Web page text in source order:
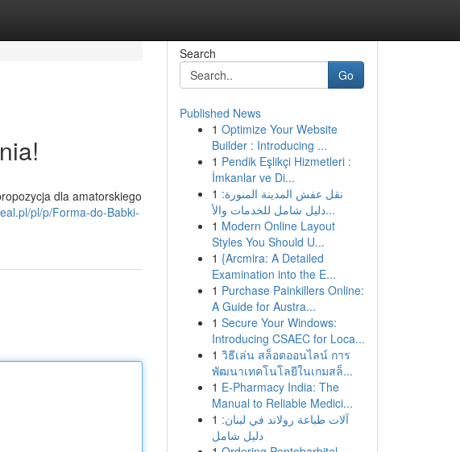
dla amatorskiego
pl/p/Forma-do-Babki-
Search
Go
Published News
1 Optimize Your Website
Builder : Introducing ...
1 Pendik Eşlikçi Hizmetleri :
İmkanlar ve Di...
1 نقل عفش المدينة المنورة:
دليل شامل للخدمات والأ...
1 Modern Online Layout
Styles You Should U...
1 {Arcmira: A Detailed
Examination into the E...
1 Purchase Painkillers Online:
A Guide for Austra...
1 Secure Your Windows:
Introducing CSAEC for Loca...
1 วิธีเล่น สล็อตออนไลน์ การ
พัฒนาเทคโนโลยีในเกมสล็...
1 E-Pharmacy India: The
Manual to Reliable Medici...
1 آلات طباعة رولاند في لبنان:
دليل شامل